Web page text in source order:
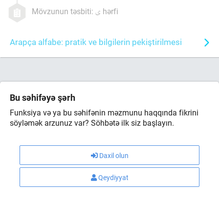
Mövzunun təsbiti: hərfi
Arapça alfabe: pratik ve bilgilerin pekiştirilmesi
Bu səhifəyə şərh
Funksiya və ya bu səhifənin məzmunu haqqında fikrini
söyləmək arzunuz var? Söhbətə ilk siz başlayın.
Daxil olun
Qeydiyyat